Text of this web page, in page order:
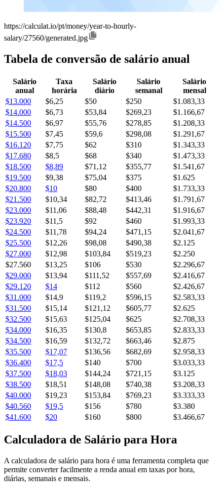
https://calculat.io/pt/money/year-to-hourly-
salary/27560/generated.jpg
Tabela de conversão de salário anual
Salário
anual
Taxa
horária
Salário
diário
Salário
semanal
Salário
mensal
$13.000
$6,25 $50 $250
$1.083,33
$14.000
$6,73 $53,84 $269,23
$1.166,67
$14.500
$6,97 $55,76 $278,85
$1.208,33
$15.500
$7,45 $59,6 $298,08
$1.291,67
$16.120
$7,75 $62 $310
$1.343,33
$17.680
$8,5 $68 $340
$1.473,33
$18.500
$8,89 $71,12 $355,77
$1.541,67
$19.500
$9,38 $75,04 $375
$1.625
$20.800
$10 $80 $400
$1.733,33
$21.500
$10,34 $82,72 $413,46
$1.791,67
$23.000
$11,06 $88,48 $442,31
$1.916,67
$23.920
$11,5 $92 $460
$1.993,33
$24.500
$11,78 $94,24 $471,15
$2.041,67
$25.500
$12,26 $98,08 $490,38
$2.125
$27.000
$12,98 $103,84 $519,23
$2.250
$27.560
$13,25 $106 $530
$2.296,67
$29.000
$13,94 $111,52 $557,69
$2.416,67
$29.120
$14 $112 $560
$2.426,67
$31.000
$14,9 $119,2 $596,15
$2.583,33
$31.500
$15,14 $121,12 $605,77
$2.625
$32.500
$15,63 $125,04 $625
$2.708,33
$34.000
$16,35 $130,8 $653,85
$2.833,33
$34.500
$16,59 $132,72 $663,46
$2.875
$35.500
$17,07 $136,56 $682,69
$2.958,33
$36.400
$17,5 $140 $700
$3.033,33
$37.500
$18,03 $144,24 $721,15
$3.125
$38.500
$18,51 $148,08 $740,38
$3.208,33
$40.000
$19,23 $153,84 $769,23
$3.333,33
$40.560
$19,5 $156 $780
$3.380
$41.600
$20 $160 $800 $3.466,67
Calculadora de Salário para Hora
A calculadora de salário para hora é uma ferramenta completa que
permite converter facilmente a renda anual em taxas por hora,
diárias, semanais e mensais.